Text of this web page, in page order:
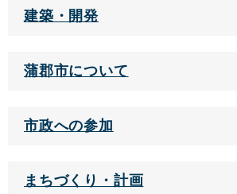
建築・開発
蒲郡市について
市政への参加
まちづくり・計画